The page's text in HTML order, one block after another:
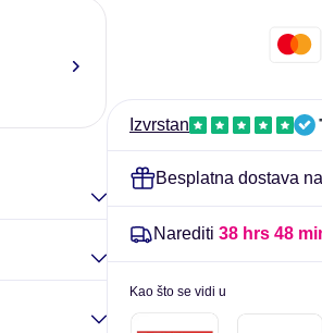
"Pouzdani i
Nordic Nordic
Izvrstan
Besplatna dostava
Narediti 38 hrs 48
Kao što se vidi u